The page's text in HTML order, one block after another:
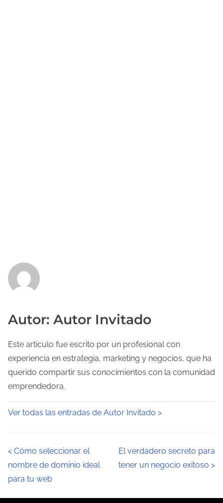
Autor: Autor Invitado
Este articulo fue escrito por un profesional con
experiencia en estrategia, marketing y negocios, que ha
querido compartir sus conocimientos con la comunidad
emprendedora.
Ver todas las entradas de Autor Invitado >
N
a
< Cómo seleccionar el
nombre de dominio ideal
para tu web
El verdadero secreto para
tener un negocio exitoso >